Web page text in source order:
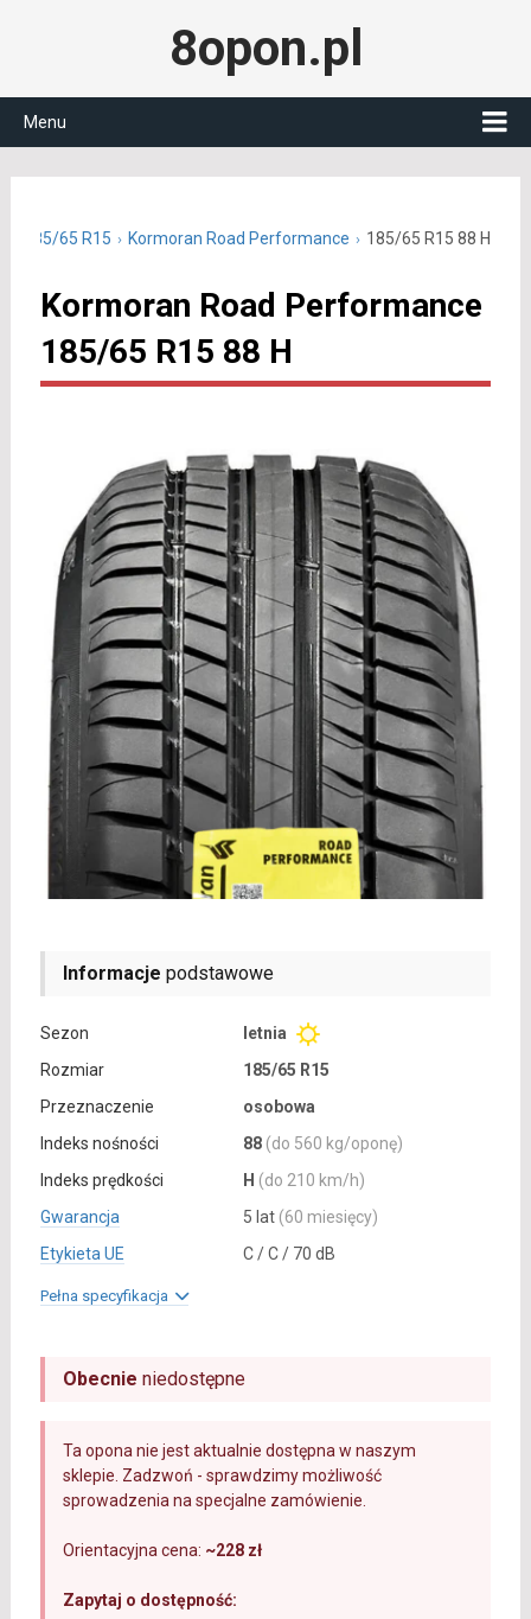
8opon.pl
Menu
185/65 R15 Kormoran Road Performance 185/65 R15 88 H
Kormoran Road Performance
185/65 R15 88 H
Informacje podstawowe
Sezon
letnia
Rozmiar
185/65 R15
Przeznaczenie
osobowa
Indeks nośności
88 (do 560 kg/oponę)
Indeks prędkości
H (do 210 km/h)
Gwarancja
5 lat (60 miesięcy)
Etykieta UE
C / C / 70 dB
Pełna specyfikacja
Obecnie niedostępne
Ta opona nie jest aktualnie dostępna w naszym
sklepie. Zadzwoń - sprawdzimy możliwość
sprowadzenia na specjalne zamówienie.
Orientacyjna cena: ~228 zł
Zapytaj o dostępność: